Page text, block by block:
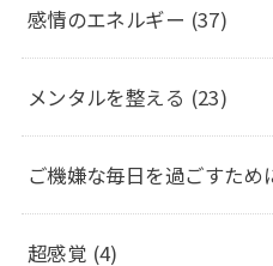
感情のエネルギー (37)
メンタルを整える (23)
ご機嫌な毎日を過ごすため
超感覚 (4)